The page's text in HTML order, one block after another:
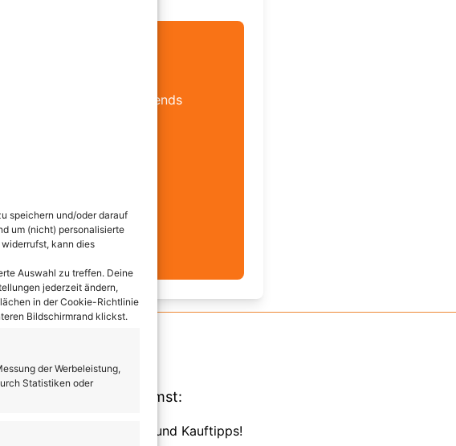
speichern und/oder darauf
um (nicht) personalisierte
kann dies
Auswahl zu treffen. Deine
jederzeit ändern,
in der Cookie-Richtlinie
Bildschirmrand klickst.
der Werbeleistung,
Statistiken oder
neuesten E-Scooter Trends
und Du bekommst:
Rabattcodes, Deals und Kauftipps!